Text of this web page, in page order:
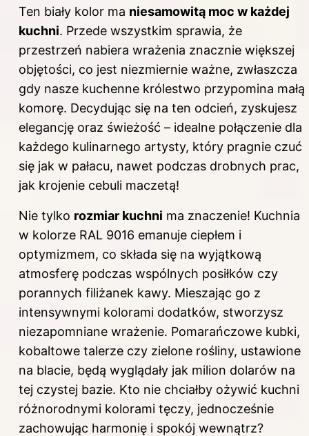
Ten biały kolor ma niesamowitą moc w każdej
kuchni. Przede wszystkim sprawia, że
przestrzeń nabiera wrażenia znacznie większej
objętości, co jest niezmiernie ważne, zwłaszcza
gdy nasze kuchenne królestwo przypomina małą
komorę. Decydując się na ten odcień, zyskujesz
elegancję oraz świeżość – idealne połączenie dla
każdego kulinarnego artysty, który pragnie czuć
się jak w pałacu, nawet podczas drobnych prac,
jak krojenie cebuli maczetą!
Nie tylko rozmiar kuchni ma znaczenie! Kuchnia
w kolorze RAL 9016 emanuje ciepłem i
optymizmem, co składa się na wyjątkową
atmosferę podczas wspólnych posiłków czy
porannych filiżanek kawy. Mieszając go z
intensywnymi kolorami dodatków, stworzysz
niezapomniane wrażenie. Pomarańczowe kubki,
kobaltowe talerze czy zielone rośliny, ustawione
na blacie, będą wyglądały jak milion dolarów na
tej czystej bazie. Kto nie chciałby ożywić kuchni
różnorodnymi kolorami tęczy, jednocześnie
zachowując harmonię i spokój wewnątrz?